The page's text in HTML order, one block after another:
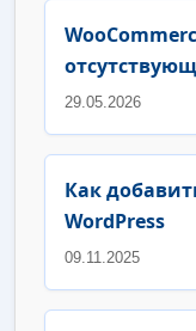
29.05.2026
Как
WordPress
09.11.2025